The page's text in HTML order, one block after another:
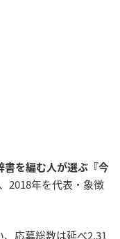
書を編む人が選ぶ『今
2018年を代表・象徴
応募総数は延べ2,31